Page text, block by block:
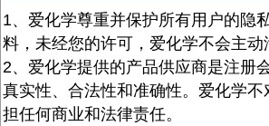
1、爱化学尊重并保护所有用户的隐
料，未经您的许可，爱化学不会主动
2、爱化学提供的产品供应商是注册
真实性、合法性和准确性。爱化学
担任何商业和法律责任。